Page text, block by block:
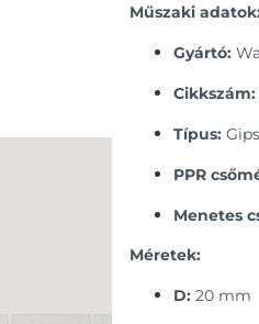
Műszaki adatok:
Gyártó:
Cikkszám:
Típus:
PPR
Menetes
Méretek:
D: 20 mm